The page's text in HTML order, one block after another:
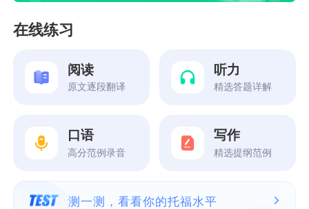
在线练习
阅读
原文逐段翻译
听力
精选答题详解
口语
高分范例录音
写作
精选提纲范例
测一测，看看你的托福水平